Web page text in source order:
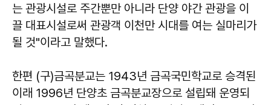
는 관광시설로 주간뿐만 아니라 단양 야간 관광을 이
끌 대표시설로써 관광객 이천만 시대를 여는 실마리가
될 것"이라고 말했다.
한편 (구)금곡분교는 1943년 금곡국민학교로 승격된
이래 1996년 단양초 금곡분교장으로 설립돼 운영되